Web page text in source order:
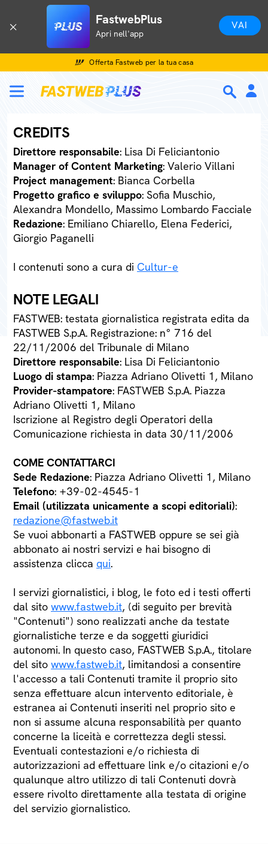
FastwebPlus
Apri nell'app
VAI
Offerta Fastweb per la tua casa
CREDITS
Direttore responsabile: Lisa Di Feliciantonio
Manager of Content Marketing: Valerio Villani
Project management: Bianca Corbella
Progetto grafico e sviluppo: Sofia Muschio,
Alexandra Mondello, Massimo Lombardo Facciale
Redazione: Emiliano Chiarello, Elena Federici,
Giorgio Paganelli
I contenuti sono a cura di Cultur-e
NOTE LEGALI
FASTWEB: testata giornalistica registrata edita da
FASTWEB S.p.A. Registrazione: n° 716 del
22/11/2006 del Tribunale di Milano
Direttore responsabile: Lisa Di Feliciantonio
Luogo di stampa: Piazza Adriano Olivetti 1, Milano
Provider-stampatore: FASTWEB S.p.A. Piazza
Adriano Olivetti 1, Milano
Iscrizione al Registro degli Operatori della
Comunicazione richiesta in data 30/11/2006
COME CONTATTARCI
Sede Redazione: Piazza Adriano Olivetti 1, Milano
Telefono: +39-02-4545-1
Email (utilizzata unicamente a scopi editoriali):
redazione@fastweb.it
Se vuoi abbonarti a FASTWEB oppure se sei già
abbonato ai nostri servizi e hai bisogno di
assistenza clicca qui.
I servizi giornalistici, i blog, le foto ed i testi offerti
dal sito www.fastweb.it, (di seguito per brevità
"Contenuti") sono realizzati anche da testate
giornalistiche terze e da soggetti giuridici
autonomi. In questo caso, FASTWEB S.p.A., titolare
del sito www.fastweb.it, limitandosi a consentire
l'accesso a tali Contenuti tramite il proprio sito
senza effettuare alcun intervento editoriale, è
estranea ai Contenuti inseriti nel proprio sito e
non si assume alcuna responsabilità per quanto
concerne la liceità e correttezza degli stessi.
Eventuali contestazioni e/o richiesta di
autorizzazioni ad effettuare link e/o citazioni e/o
qualunque altro utilizzo di tali Contenuti dovrà
essere rivolto direttamente alla testata di origine
del servizio giornalistico.